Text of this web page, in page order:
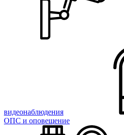
видеонаблюдения
ОПС и оповещение